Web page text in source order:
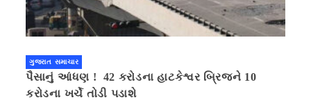
ગુજરાત સમાચાર
પૈસાનું આંધણ ! 42 કરોડના હાટકેશ્વર બ્રિજને 10
કરોડના ખર્ચે તોડી પડાશે